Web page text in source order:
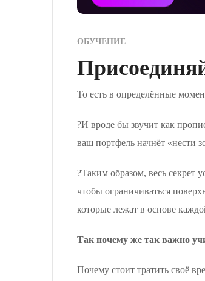
ОБУЧЕНИЕ
То есть в определённые
?И вроде бы звучит как
ваш портфель начнёт «нести
?Таким образом, весь секрет
чтобы ограничиваться
которые лежат в основе
Так почему же так важно
Почему стоит тратить своё